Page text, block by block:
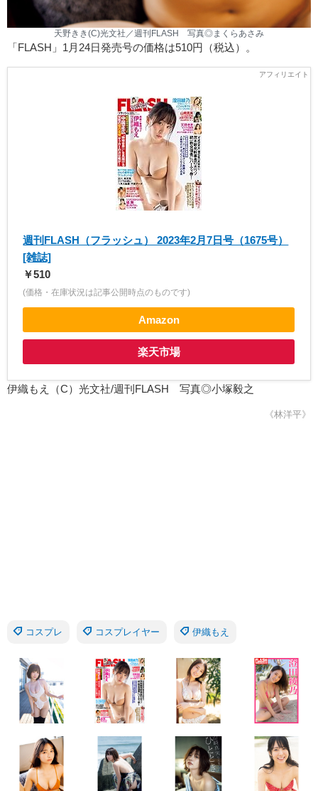
天野きき(C)光文社／週刊FLASH 写真◎まくらあさみ
「FLASH」1月24日発売号の価格は510円（税込）。
週刊FLASH（フラッシュ） 2023年2月7日号（1675号）
[雑誌]
￥510
(価格・在庫状況は記事公開時点のものです)
Amazon
楽天市場
伊織もえ（C）光文社/週刊FLASH 写真◎小塚毅之
《林洋平》
コスプレ コスプレイヤー 伊織もえ